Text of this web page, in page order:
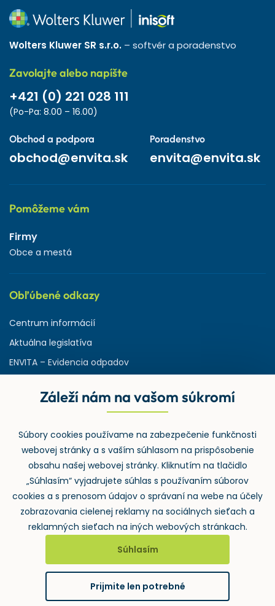
Wolters Kluwer SR s.r.o. – softvér a poradenstvo
Zavolajte alebo napíšte
+421 (0) 221 028 111
(Po-Pa: 8.00 – 16.00)
Obchod a podpora
obchod@envita.sk
Poradenstvo
envita@envita.sk
Pomôžeme vám
Firmy
Obce a mestá
Obľúbené odkazy
Centrum informácií
Aktuálna legislatíva
ENVITA – Evidencia odpadov
Ministerstvo životného prostredia
ASPI | Svet práva pre profesionálov
Denník Odpady-portal.sk
2026 ©Wolters Kluwer SR s.r.o., Mlynské nivy 48, 821 09
Bratislava
GDPR
Cookies
Záleží nám na vašom súkromí
Súbory cookies používame na zabezpečenie funkčnosti
webovej stránky a s vaším súhlasom na prispôsobenie
obsahu našej webovej stránky. Kliknutím na tlačidlo
„Súhlasím“ vyjadrujete súhlas s používaním súborov
cookies a s prenosom údajov o správaní na webe na účely
zobrazovania cielenej reklamy na sociálnych sieťach a
reklamných sieťach na iných webových stránkach.
Súhlasím
Prijmite len potrebné